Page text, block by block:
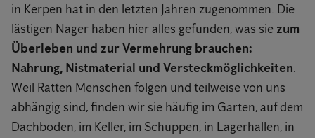
in Kerpen hat in den letzten Jahren zugenommen. Die
lästigen Nager haben hier alles gefunden, was sie zum
Überleben und zur Vermehrung brauchen:
Nahrung, Nistmaterial und Versteckmöglichkeiten.
Weil Ratten Menschen folgen und teilweise von uns
abhängig sind, finden wir sie häufig im Garten, auf dem
Dachboden, im Keller, im Schuppen, in Lagerhallen, in